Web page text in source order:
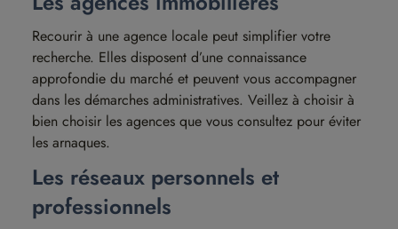
Recourir à une agence locale peut simplifier votre
recherche. Elles disposent d’une connaissance
approfondie du marché et peuvent vous accompagner
dans les démarches administratives. Veillez à choisir à
bien choisir les agences que vous consultez pour éviter
les arnaques.
Les réseaux personnels et
professionnels